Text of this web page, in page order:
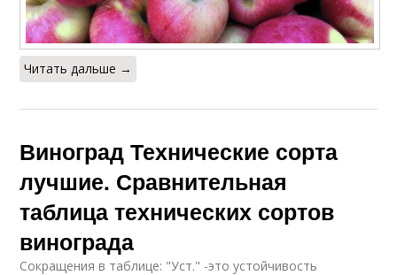
Читать дальше →
Виноград Технические сорта
лучшие. Сравнительная
таблица технических сортов
винограда
Сокращения в таблице: "Уст." -это устойчивость